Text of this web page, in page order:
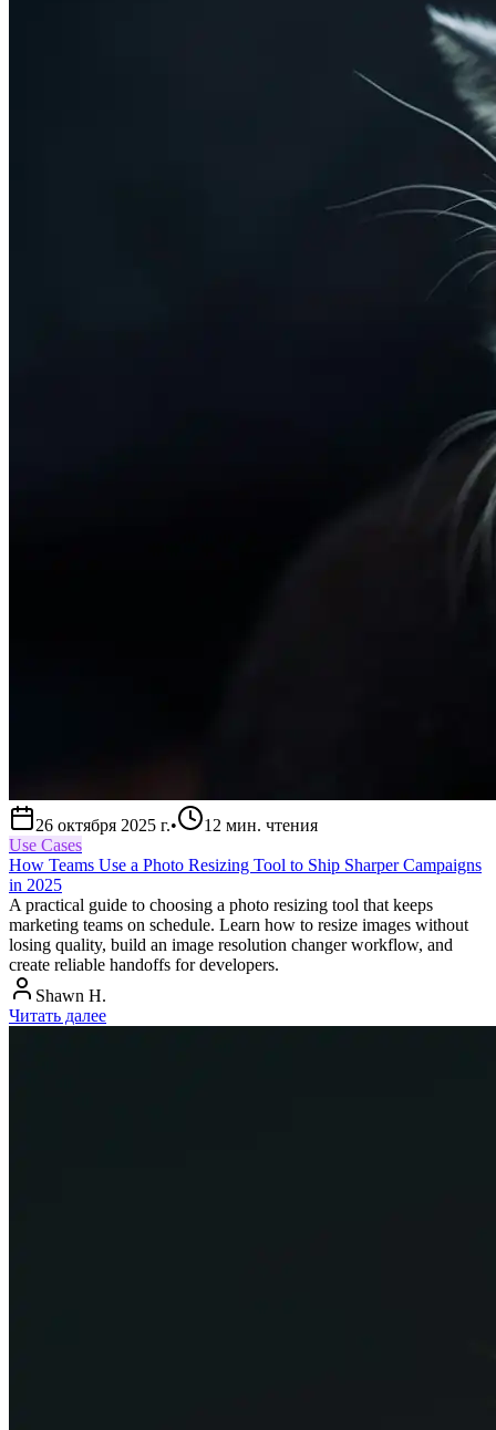
26 октября 2025 г.• 12 мин. чтения
Use Cases
How Teams Use a Photo Resizing Tool to Ship Sharper Campaigns
in 2025
A practical guide to choosing a photo resizing tool that keeps
marketing teams on schedule. Learn how to resize images without
losing quality, build an image resolution changer workflow, and
create reliable handoffs for developers.
Shawn H.
Читать далее